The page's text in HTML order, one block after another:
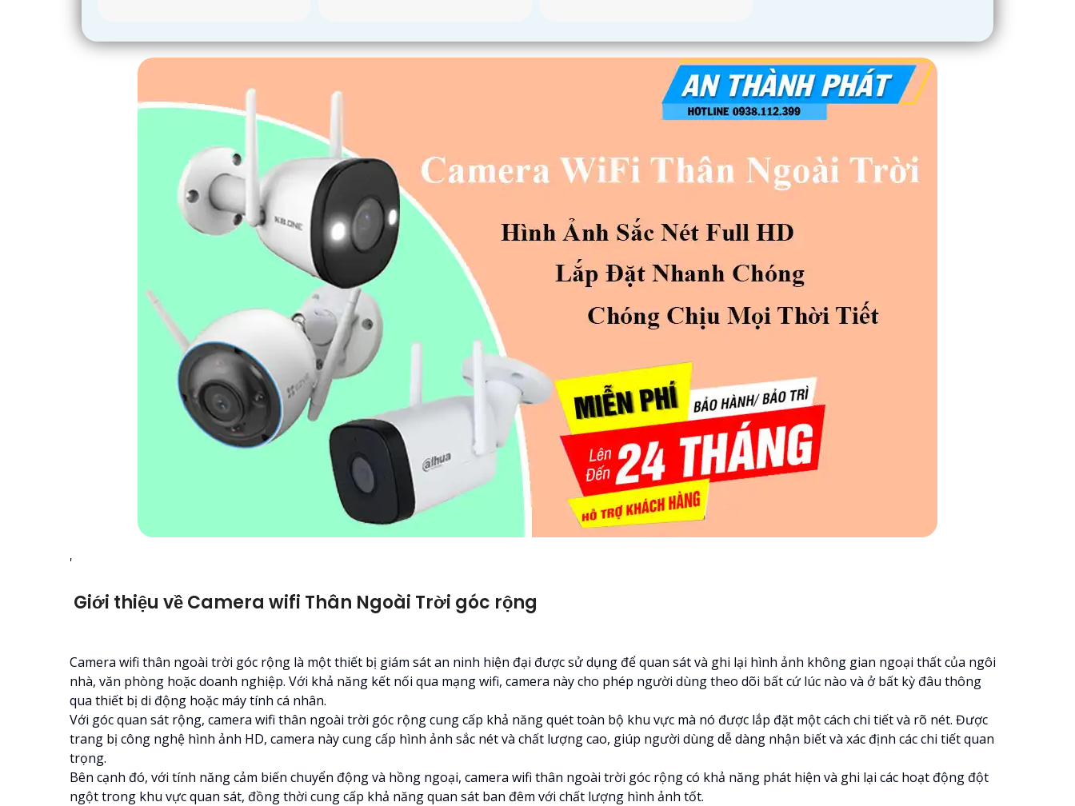
'
Giới thiệu về Camera wifi Thân Ngoài Trời góc rộng
Camera wifi thân ngoài trời góc rộng là một thiết bị giám sát an ninh hiện đại được sử dụng để quan sát và ghi lại hình ảnh không gian ngoại thất của ngôi
nhà, văn phòng hoặc doanh nghiệp. Với khả năng kết nối qua mạng wifi, camera này cho phép người dùng theo dõi bất cứ lúc nào và ở bất kỳ đâu thông
qua thiết bị di động hoặc máy tính cá nhân.
Với góc quan sát rộng, camera wifi thân ngoài trời góc rộng cung cấp khả năng quét toàn bộ khu vực mà nó được lắp đặt một cách chi tiết và rõ nét. Được
trang bị công nghệ hình ảnh HD, camera này cung cấp hình ảnh sắc nét và chất lượng cao, giúp người dùng dễ dàng nhận biết và xác định các chi tiết quan
trọng.
Bên cạnh đó, với tính năng cảm biến chuyển động và hồng ngoại, camera wifi thân ngoài trời góc rộng có khả năng phát hiện và ghi lại các hoạt động đột
ngột trong khu vực quan sát, đồng thời cung cấp khả năng quan sát ban đêm với chất lượng hình ảnh tốt.